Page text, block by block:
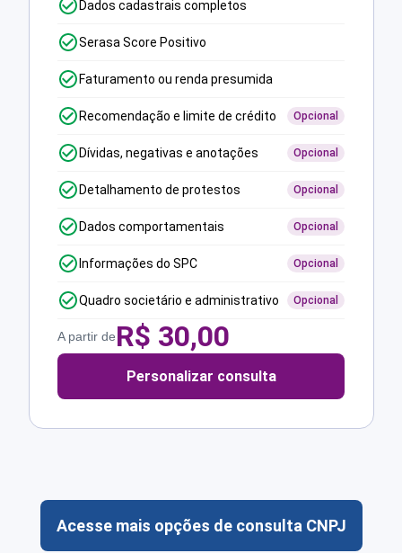
Dados cadastrais completos
Serasa Score Positivo
Faturamento ou renda presumida
Recomendação e limite de crédito Opcional
Dívidas, negativas e anotações Opcional
Detalhamento de protestos Opcional
Dados comportamentais Opcional
Informações do SPC Opcional
Quadro societário e administrativo Opcional
A partir deR$ 30,00
Personalizar consulta
Acesse mais opções de consulta CNPJ